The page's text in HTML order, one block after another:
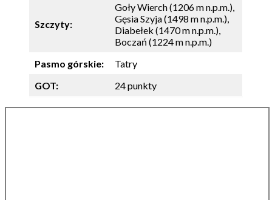
Szczyty:
Goły Wierch (1206 m n.p.m.),
Gęsia Szyja (1498 m n.p.m.),
Diabełek (1470 m n.p.m.),
Boczań (1224 m n.p.m.)
Pasmo górskie:
Tatry
GOT:
24 punkty